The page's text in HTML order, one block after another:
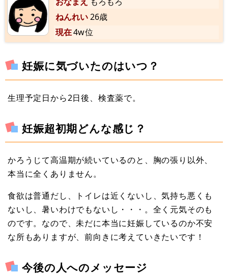
ねんれい26歳
現在4w位
妊娠に気づいたのはいつ？
生理予定日から2日後、検査薬で。
妊娠超初期どんな感じ？
かろうじて高温期が続いているのと、胸の張り以外、
本当に全くありません。
食欲は普通だし、トイレは近くないし、気持ち悪くも
ないし、暑いわけでもないし・・・。全く元気そのも
のです。なので、未だに本当に妊娠しているのか不安
な所もありますが、前向きに考えていきたいです！
今後の人へのメッセージ